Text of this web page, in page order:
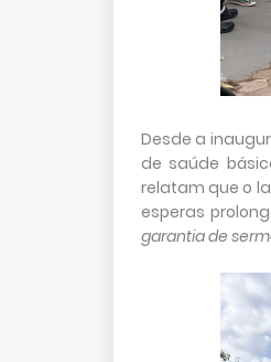
Desde a
de saúde
relatam que o
esperas
garantia de